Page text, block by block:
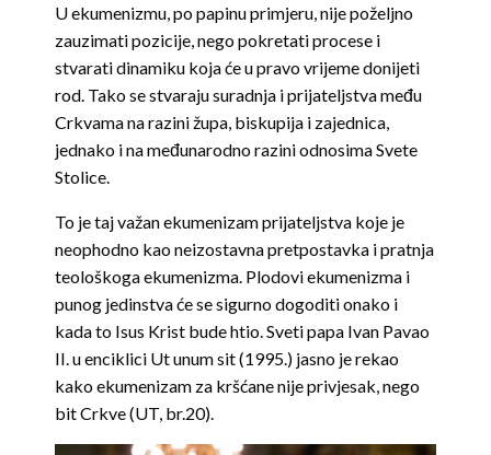
U ekumenizmu, po papinu primjeru, nije poželjno
zauzimati pozicije, nego pokretati procese i
stvarati dinamiku koja će u pravo vrijeme donijeti
rod. Tako se stvaraju suradnja i prijateljstva među
Crkvama na razini župa, biskupija i zajednica,
jednako i na međunarodno razini odnosima Svete
Stolice.
To je taj važan ekumenizam prijateljstva koje je
neophodno kao neizostavna pretpostavka i pratnja
teološkoga ekumenizma. Plodovi ekumenizma i
punog jedinstva će se sigurno dogoditi onako i
kada to Isus Krist bude htio. Sveti papa Ivan Pavao
II. u enciklici Ut unum sit (1995.) jasno je rekao
kako ekumenizam za kršćane nije privjesak, nego
bit Crkve (UT, br.20).